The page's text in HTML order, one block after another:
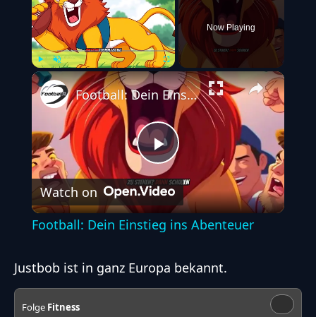
Play Unmute Fullscreen
Now Playing
P
l
y
Football: Dein Einstieg ins Abenteuer
Watch on
Football: Dein Einstieg ins Abenteuer
Justbob ist in ganz Europa bekannt.
Folge Fitness